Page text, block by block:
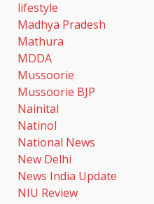
lifestyle
Madhya Pradesh
Mathura
MDDA
Mussoorie
Mussoorie BJP
Nainital
Natinol
National News
New Delhi
News India Update
NIU Review